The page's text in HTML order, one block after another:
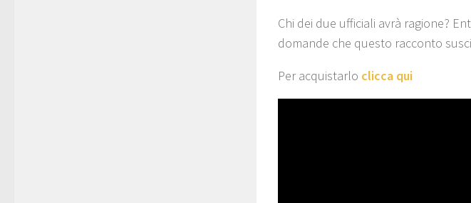
Chi dei due ufficiali avrà ragione?
domande che questo racconto
Per acquistarlo clicca qui